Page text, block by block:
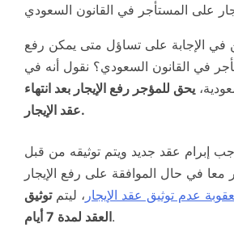
على المستأجر في القانون السعودي
في الإجابة على تساؤل متى يمكن رفع
في القانون السعودي؟ نقول أنه في
يحق للمؤجر رفع الإيجار بعد انتهاء
عقد الإيجار.
إبرام عقد جديد ويتم توثيقه من قبل
معا في حال الموافقة على رفع الإيجار
عدم توثيق عقد الإيجار ، ليتمتوثيق
العقد لمدة 7 أيام.